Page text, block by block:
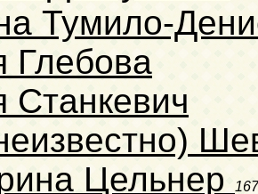
Тумило-
Глебова
Станкевич
Цельнер